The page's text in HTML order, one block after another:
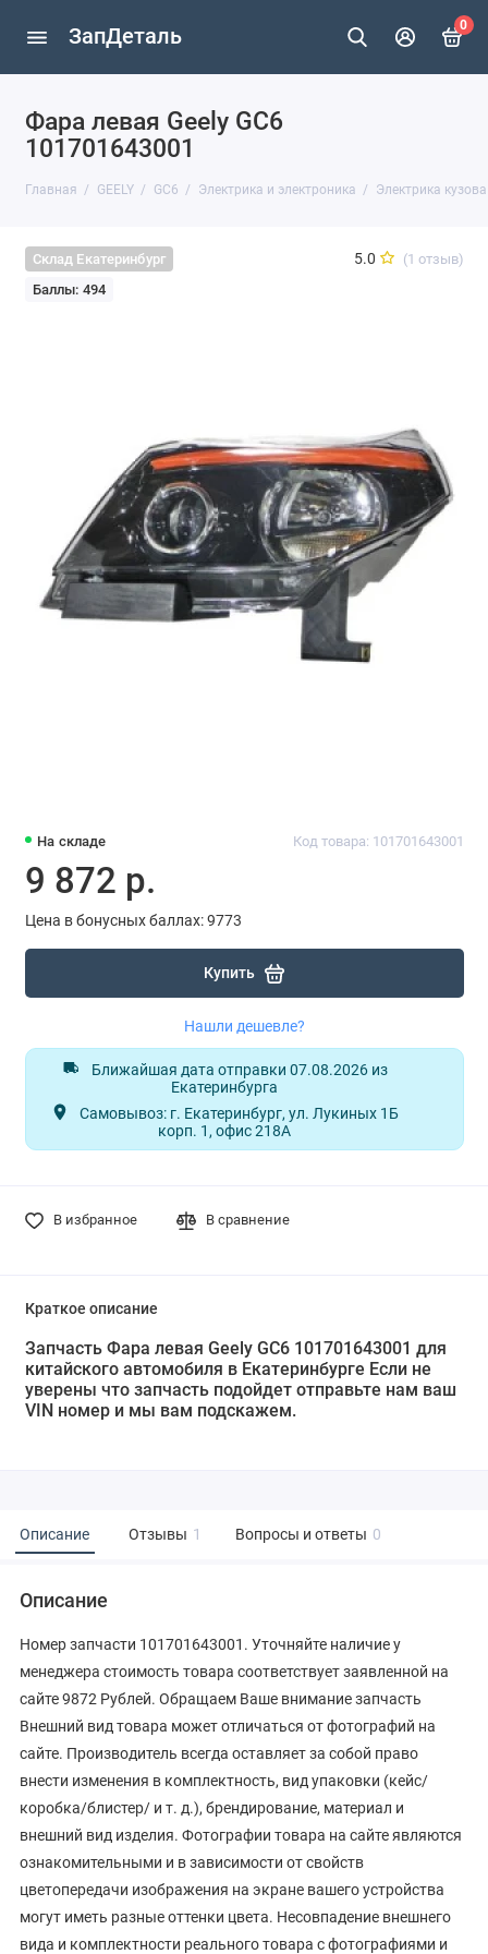
ЗапДеталь 0
Фара левая Geely GC6
101701643001
Главная GEELY GC6 Электрика и электроника Электрика кузова
Склад Екатеринбург
Баллы: 494
5.0 (1 отзыв)
На складе Код товара: 101701643001
9 872 р.
Цена в бонусных баллах: 9773
Купить
Нашли дешевле?
Ближайшая дата отправки 07.08.2026 из
Екатеринбурга
Самовывоз: г. Екатеринбург, ул. Лукиных 1Б
корп. 1, офис 218А
В избранное В сравнение
Краткое описание
Запчасть Фара левая Geely GC6 101701643001 для
китайского автомобиля в Екатеринбурге Если не
уверены что запчасть подойдет отправьте нам ваш
VIN номер и мы вам подскажем.
Описание Отзывы 1 Вопросы и ответы 0
Описание
Номер запчасти 101701643001. Уточняйте наличие у
менеджера стоимость товара соответствует заявленной на
сайте 9872 Рублей. Обращаем Ваше внимание запчасть
Внешний вид товара может отличаться от фотографий на
сайте. Производитель всегда оставляет за собой право
внести изменения в комплектность, вид упаковки (кейс/
коробка/блистер/ и т. д.), брендирование, материал и
внешний вид изделия. Фотографии товара на сайте являются
ознакомительными и в зависимости от свойств
цветопередачи изображения на экране вашего устройства
могут иметь разные оттенки цвета. Несовпадение внешнего
вида и комплектности реального товара с фотографиями и